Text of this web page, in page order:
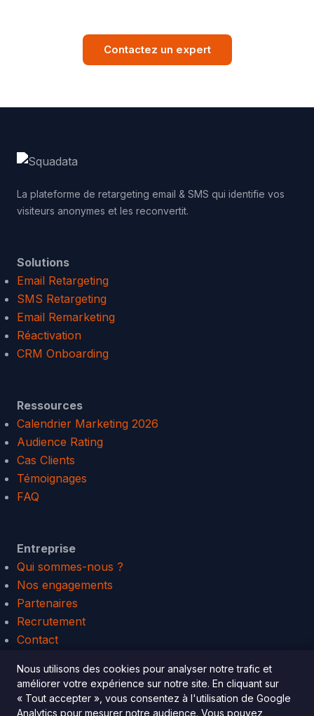
Contactez un expert
La plateforme de retargeting email & SMS qui identifie vos
visiteurs anonymes et les reconvertit.
Solutions
Email Retargeting
SMS Retargeting
Email Remarketing
Réactivation
CRM Onboarding
Ressources
Calendrier Marketing 2026
Audience Rating
Cas Clients
Témoignages
FAQ
Entreprise
Qui sommes-nous ?
Nos engagements
Partenaires
Recrutement
Contact
Nous utilisons des cookies pour analyser notre trafic et
améliorer votre expérience sur notre site. En cliquant sur
« Tout accepter », vous consentez à l'utilisation de Google
Analytics pour mesurer notre audience. Vous pouvez